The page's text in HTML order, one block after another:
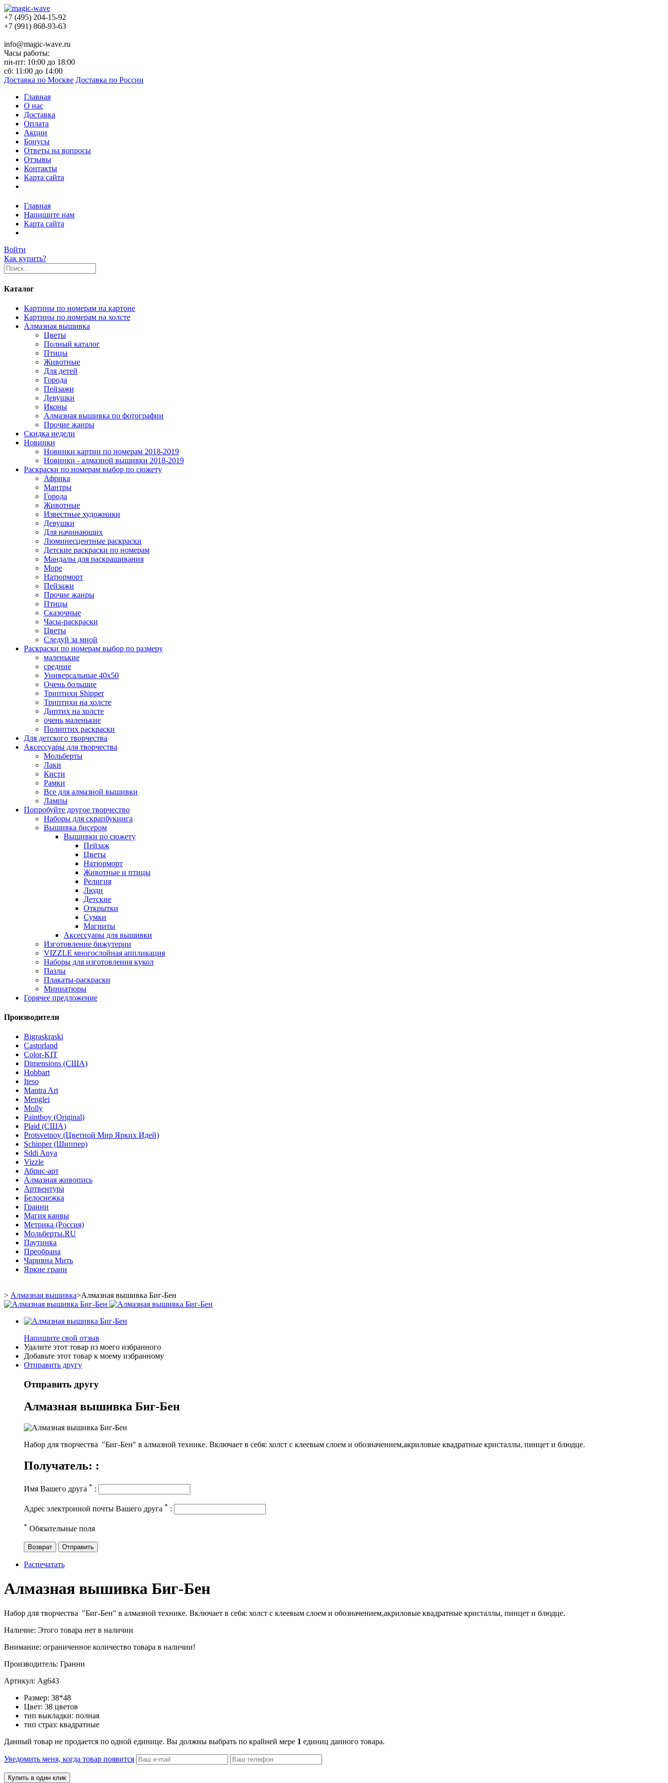
+7 (495) 204-15-92
+7 (991) 868-93-63
info@magic-wave.ru
Часы работы:
пн-пт: 10:00 до 18:00
сб: 11:00 до 14:00
Доставка по Москве Доставка по России
Главная
О нас
Доставка
Оплата
Акции
Бонусы
Ответы на вопросы
Отзывы
Контакты
Карта сайта
Главная
Напишите нам
Карта сайта
Войти
Как купить?
Каталог
Картины по номерам на картоне
Картины по номерам на холсте
Алмазная вышивка
Цветы
Полный каталог
Птицы
Животные
Для детей
Города
Пейзажи
Девушки
Иконы
Алмазная вышивка по фотографии
Прочие жанры
Скидка недели
Новинки
Новинки картин по номерам 2018-2019
Новинки - алмазной вышивки 2018-2019
Раскраски по номерам выбор по сюжету
Африка
Мантры
Города
Животные
Известные художники
Девушки
Для начинающих
Люминесцентные раскраски
Детские раскраски по номерам
Мандалы для раскрашивания
Море
Натюрморт
Пейзажи
Прочие жанры
Птицы
Сказочные
Часы-раскраски
Цветы
Следуй за мной
Раскраски по номерам выбор по размеру
маленькие
средние
Универсальные 40х50
Очень большие
Триптихи Shipper
Триптихи на холсте
Диптих на холсте
очень маленькие
Полиптих раскраски
Для детского творчества
Аксессуары для творчества
Мольберты
Лаки
Кисти
Рамки
Все для алмазной вышивки
Лампы
Попробуйте другое творчество
Наборы для скрапбукинга
Вышивка бисером
Вышивки по сюжету
Пейзаж
Цветы
Натюрморт
Животные и птицы
Религия
Люди
Детские
Открытки
Сумки
Магниты
Аксессуары для вышивки
Изготовление бижутерии
VIZZLE многослойная аппликация
Наборы для изготовления кукол
Пазлы
Плакаты-раскраски
Миниатюры
Горячее предложение
Производители
Bigraskraski
Castorland
Color-KIT
Dimensions (США)
Hobbart
Iteso
Mantra Art
Menglei
Molly
Paintboy (Original)
Plaid (США)
Protsvetnoy (Цветной Мир Ярких Идей)
Schipper (Шиппер)
Sddi Anya
Vizzle
Абрис-арт
Алмазная живопись
Артвентура
Белоснежка
Гранни
Магия канвы
Метрика (Россия)
Мольберты.RU
Паутинка
Преобрана
Чаривна Мить
Яркие грани
> Алмазная вышивка>Алмазная вышивка Биг-Бен
Напишите свой отзыв
Удалите этот товар из моего избранного
Добавьте этот товар к моему избранному
Отправить другу
Отправить другу
Алмазная вышивка Биг-Бен
Набор для творчества "Биг-Бен" в алмазной технике. Включает в себя: холст с клеевым слоем и обозначением,акриловые квадратные кристаллы, пинцет и блюдце.
Получатель: :
Имя Вашего друга * :
Адрес электронной почты Вашего друга * :
* Обязательные поля
Возврат Отправить
Распечатать
Алмазная вышивка Биг-Бен
Набор для творчества "Биг-Бен" в алмазной технике. Включает в себя: холст с клеевым слоем и обозначением,акриловые квадратные кристаллы, пинцет и блюдце.
Наличие: Этого товара нет в наличии
Внимание: ограниченное количество товара в наличии!
Производитель: Гранни
Артикул: Ag643
Размер: 38*48
Цвет: 38 цветов
тип выкладки: полная
тип страз: квадратные
Данный товар не продается по одной единице. Вы должны выбрать по крайней мере 1 единиц данного товара.
Уведомить меня, когда товар появится